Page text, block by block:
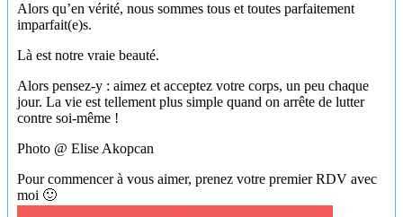
Alors qu’en vérité, nous sommes tous et toutes parfaitement
imparfait(e)s.
Là est notre vraie beauté.
Alors pensez-y : aimez et acceptez votre corps, un peu chaque
jour. La vie est tellement plus simple quand on arrête de lutter
contre soi-même !
Photo @ Elise Akopcan
Pour commencer à vous aimer, prenez votre premier RDV avec
moi 🙂